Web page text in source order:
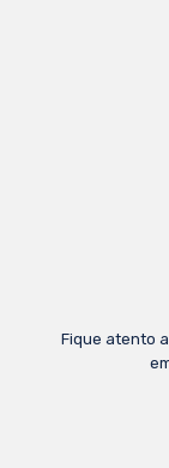
Fique atento